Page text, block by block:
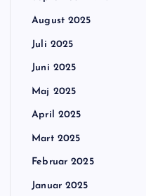
August 2025
Juli 2025
Juni 2025
Maj 2025
April 2025
Mart 2025
Februar 2025
Januar 2025